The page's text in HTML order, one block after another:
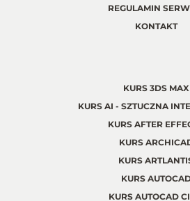
REGULAMIN
KONTAKT
KURS 3DS MAX
KURS AI - SZTUCZNA
KURS AFTER
KURS
KURS
KURS
KURS AUTOCAD